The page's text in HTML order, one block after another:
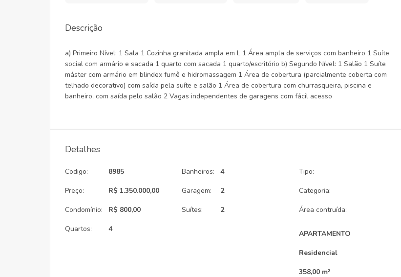
Descrição
a) Primeiro Nível: 1 Sala 1 Cozinha granitada ampla em L 1 Área ampla de serviços com banheiro 1 Suíte
social com armário e sacada 1 quarto com sacada 1 quarto/escritório b) Segundo Nível: 1 Salão 1 Suíte
máster com armário em blindex fumê e hidromassagem 1 Área de cobertura (parcialmente coberta com
telhado decorativo) com saída pela suíte e salão 1 Área de cobertura com churrasqueira, piscina e
banheiro, com saída pelo salão 2 Vagas independentes de garagens com fácil acesso
Detalhes
Codigo:
Preço:
Condomínio:
Quartos:
8985
R$ 1.350.000,00
R$ 800,00
4
Banheiros:
Garagem:
Suítes:
4
2
2
Tipo:
Categoria:
Área contruída:
APARTAMENTO
Residencial
358,00 m²